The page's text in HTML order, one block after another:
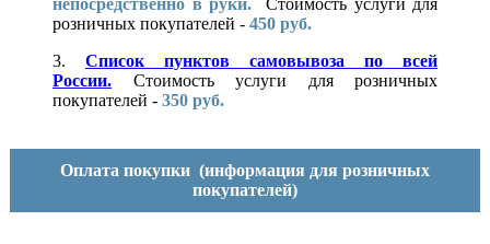
непосредственно в руки.
Стоимость услуги для
розничных покупателей - 450 руб.
3. Список пунктов самовывоза по всей
России.
Стоимость услуги для розничных
покупателей - 350 руб.
Оплата покупки (информация для розничных
покупателей)